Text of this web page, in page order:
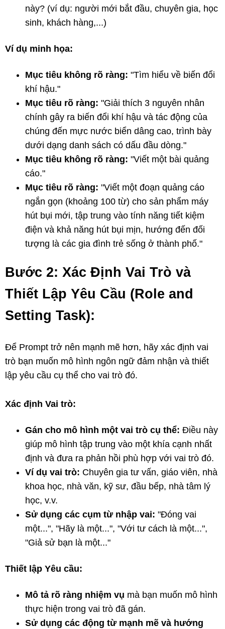
này? (ví dụ: người mới bắt đầu, chuyên gia, học
sinh, khách hàng,...)
Ví dụ minh họa:
Mục tiêu không rõ ràng: "Tìm hiểu về biến đổi
khí hậu."
Mục tiêu rõ ràng: "Giải thích 3 nguyên nhân
chính gây ra biến đổi khí hậu và tác động của
chúng đến mực nước biển dâng cao, trình bày
dưới dạng danh sách có dấu đầu dòng."
Mục tiêu không rõ ràng: "Viết một bài quảng
cáo."
Mục tiêu rõ ràng: "Viết một đoạn quảng cáo
ngắn gọn (khoảng 100 từ) cho sản phẩm máy
hút bụi mới, tập trung vào tính năng tiết kiệm
điện và khả năng hút bụi mịn, hướng đến đối
tượng là các gia đình trẻ sống ở thành phố."
Bước 2: Xác Định Vai Trò và
Thiết Lập Yêu Cầu (Role and
Setting Task):
Để Prompt trở nên mạnh mẽ hơn, hãy xác định vai
trò bạn muốn mô hình ngôn ngữ đảm nhận và thiết
lập yêu cầu cụ thể cho vai trò đó.
Xác định Vai trò:
Gán cho mô hình một vai trò cụ thể: Điều này
giúp mô hình tập trung vào một khía cạnh nhất
định và đưa ra phản hồi phù hợp với vai trò đó.
Ví dụ vai trò: Chuyên gia tư vấn, giáo viên, nhà
khoa học, nhà văn, kỹ sư, đầu bếp, nhà tâm lý
học, v.v.
Sử dụng các cụm từ nhập vai: "Đóng vai
một...", "Hãy là một...", "Với tư cách là một...",
"Giả sử bạn là một..."
Thiết lập Yêu cầu:
Mô tả rõ ràng nhiệm vụ mà bạn muốn mô hình
thực hiện trong vai trò đã gán.
Sử dụng các động từ mạnh mẽ và hướng